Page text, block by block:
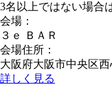
3名以上ではない場合
会場：
３ｅ ＢＡＲ
会場住所：
大阪府大阪市中央区西
詳しく見る